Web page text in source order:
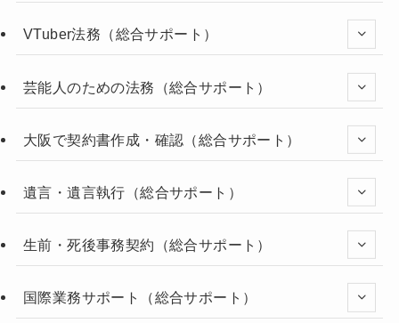
VTuber法務（総合サポート）
芸能人のための法務（総合サポート）
大阪で契約書作成・確認（総合サポート）
遺言・遺言執行（総合サポート）
生前・死後事務契約（総合サポート）
国際業務サポート（総合サポート）